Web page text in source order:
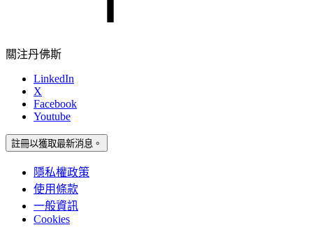
關注丹佛斯
LinkedIn
X
Facebook
Youtube
註冊以獲取最新消息。
隱私權政策
使用條款
一般資訊
Cookies